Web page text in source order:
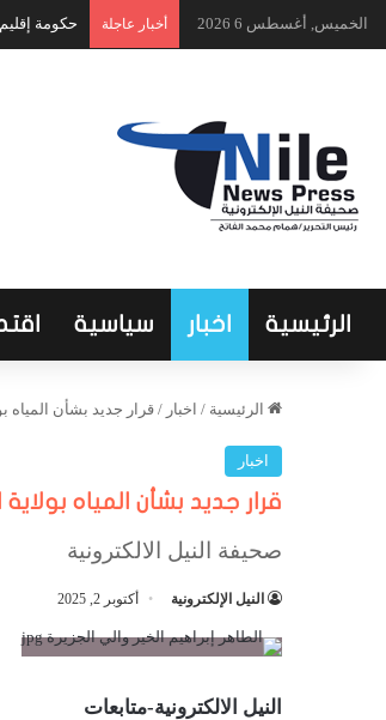
الخميس, أغسطس 6 2026 أخبار عاجلة حكومة
الرئيسية اخبار سياسية
الرئيسية / اخبار /قرار جديد بشأن المياه
اخبار
قرار جديد بشأن المياه بولاية
صحيفة النيل الالكترونية
النيل الإلكترونية أكتوبر 2, 2025
النيل الالكترونية-متابعات